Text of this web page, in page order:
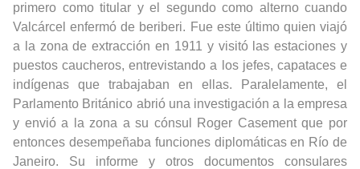
primero como titular y el segundo como alterno cuando
Valcárcel enfermó de beriberi. Fue este último quien viajó
a la zona de extracción en 1911 y visitó las estaciones y
puestos caucheros, entrevistando a los jefes, capataces e
indígenas que trabajaban en ellas. Paralelamente, el
Parlamento Británico abrió una investigación a la empresa
y envió a la zona a su cónsul Roger Casement que por
entonces desempeñaba funciones diplomáticas en Río de
Janeiro. Su informe y otros documentos consulares